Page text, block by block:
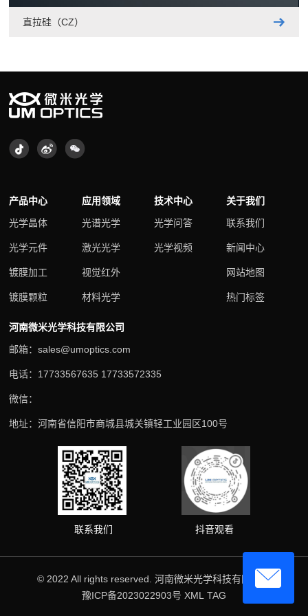
直拉硅（CZ）
产品中心
光学晶体
光学元件
镀膜加工
镀膜颗粒
应用领域
光谱光学
激光光学
视觉红外
材料光学
技术中心
光学问答
光学视频
关于我们
联系我们
新闻中心
网站地图
热门标签
河南微米光学科技有限公司
邮箱：sales@umoptics.com
电话：17733567635 17733572335
微信：
地址：河南省信阳市商城县城关镇轻工业园区100号
联系我们 抖音观看
© 2022 All rights reserved. 河南微米光学科技有限公司
豫ICP备2023022903号 XML TAG